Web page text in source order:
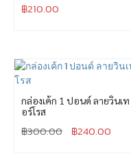
฿210.00
กล่องเค้ก 1 ปอนด์ ลายวินเท
อร์โรส
฿300.00 ฿240.00